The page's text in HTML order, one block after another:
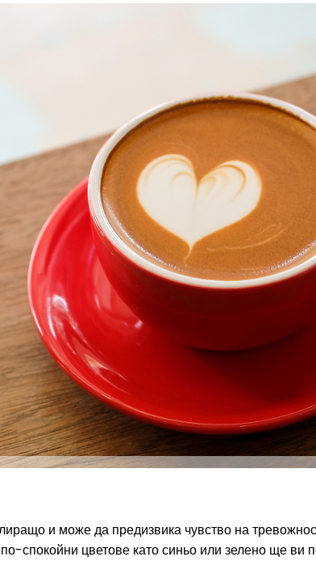
и може да предизвика чувство на
спокойни цветове като синьо или зелено ще ви